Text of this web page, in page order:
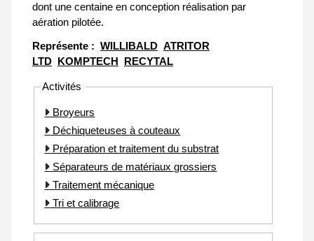
dont une centaine en conception réalisation par
aération pilotée.
Représente : WILLIBALD ATRITOR
LTD KOMPTECH RECYTAL
Activités
Broyeurs
Déchiqueteuses à couteaux
Préparation et traitement du substrat
Séparateurs de matériaux grossiers
Traitement mécanique
Tri et calibrage